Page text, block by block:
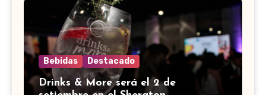
Bebidas Destacado
Drinks & More será el 2 de